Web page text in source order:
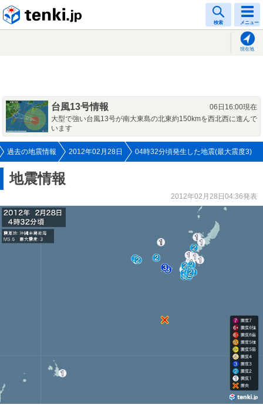
検索 メニュー
現在地
台風13号情報
06日16:00現在
大型で強い台風13号が南大東島の北東約150kmを西北西に進んで
います
過去の地震情報 2012年02月28日 04時32分頃発生した地震(最大震度3)
地震情報
2012年02月28日04:36発表